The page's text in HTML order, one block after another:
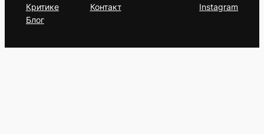
Критике
Блог
Контакт
Instagram